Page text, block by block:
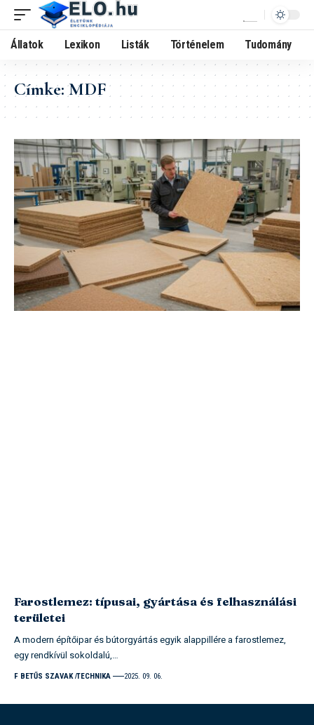
Állatok Lexikon Listák Történelem Tudomány
Címke:MDF
Farostlemez: típusai, gyártása és felhasználási
területei
A modern építőipar és bútorgyártás egyik alappillére a farostlemez,
egy rendkívül sokoldalú,…
F BETŰS SZAVAK TECHNIKA 2025. 09. 06.